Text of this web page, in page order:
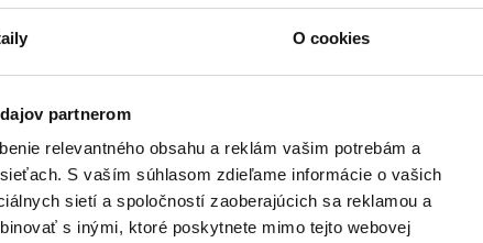
O cookies
partnerom
relevantného obsahu a reklám vašim potrebám a
S vaším súhlasom zdieľame informácie o vašich
sietí a spoločností zaoberajúcich sa reklamou a
s inými, ktoré poskytnete mimo tejto webovej